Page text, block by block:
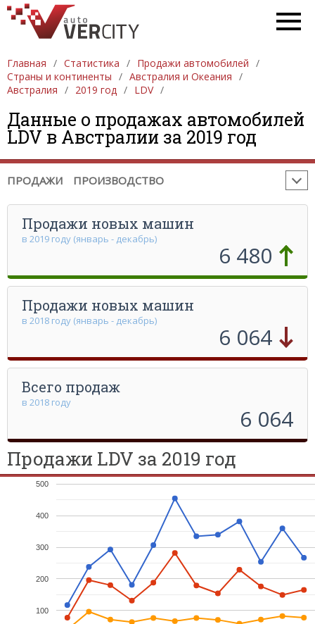
Главная Статистика
Продажи автомобилей
Страны и континенты
Австралия и Океания
Австралия
2019 год LDV
Данные о продажах автомобилей
LDV в Австралии за 2019 год
ПРОДАЖИ ПРОИЗВОДСТВО
АЗИЯ
СЕВЕРНАЯ АМЕРИКА
ЮЖНАЯ АМЕРИКА
АФРИКА
АВСТРАЛИЯ И ОКЕАНИЯ
ПРОИЗВОДСТВО АВТОМОБИЛЕЙ
ЕВРОПА
АФРИКА
АВСТРАЛИЯ И ОКЕАНИЯ
Продажи новых машин
в 2019 году (январь - декабрь)
6 480
Продажи новых машин
в 2018 году (январь - декабрь)
6 064
Всего продаж
в 2018 году
6 064
Продажи LDV за 2019 год
100
200
300
400
500